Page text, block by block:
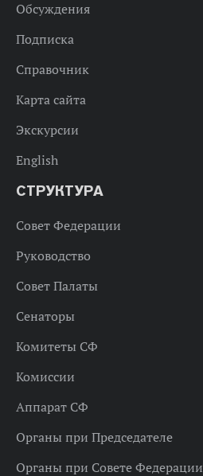
Обсуждения
Подписка
Справочник
Карта сайта
Экскурсии
English
СТРУКТУРА
Совет Федерации
Руководство
Совет Палаты
Сенаторы
Комитеты СФ
Комиссии
Аппарат СФ
Органы при Председателе
Органы при Совете Федерации